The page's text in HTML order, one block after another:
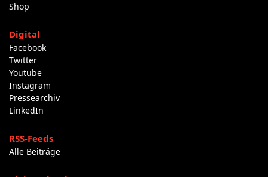
Shop
Digital
Facebook
Twitter
Youtube
Instagram
Pressearchiv
LinkedIn
RSS-Feeds
Alle Beiträge